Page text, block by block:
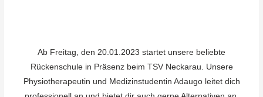
Ab Freitag, den 20.01.2023 startet unsere beliebte
Rückenschule in Präsenz beim TSV Neckarau. Unsere
Physiotherapeutin und Medizinstudentin Adaugo leitet dich